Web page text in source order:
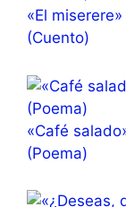
«El
(Cuento)
«Café
(Poema)